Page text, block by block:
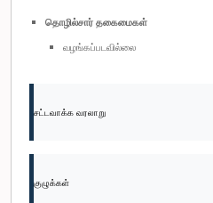
தொழில்சார் தகைமைகள்
வழங்கப்படவில்லை
சட்டவாக்க வரலாறு
குழுக்கள்